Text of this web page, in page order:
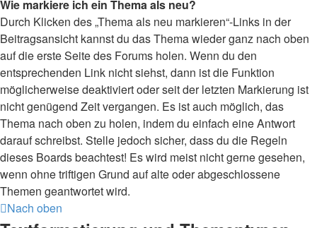
Wie markiere ich ein Thema als neu?
Durch Klicken des „Thema als neu markieren“-Links in der
Beitragsansicht kannst du das Thema wieder ganz nach oben
auf die erste Seite des Forums holen. Wenn du den
entsprechenden Link nicht siehst, dann ist die Funktion
möglicherweise deaktiviert oder seit der letzten Markierung ist
nicht genügend Zeit vergangen. Es ist auch möglich, das
Thema nach oben zu holen, indem du einfach eine Antwort
darauf schreibst. Stelle jedoch sicher, dass du die Regeln
dieses Boards beachtest! Es wird meist nicht gerne gesehen,
wenn ohne triftigen Grund auf alte oder abgeschlossene
Themen geantwortet wird.
Nach oben